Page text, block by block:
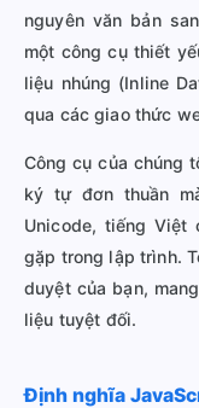
nguyên văn bản
một công cụ thiết
liệu nhúng (Inline
qua các giao thức
Công cụ của chúng
ký tự đơn thuần
Unicode, tiếng
gặp trong lập trình.
duyệt của bạn,
liệu tuyệt đối.
Định nghĩa